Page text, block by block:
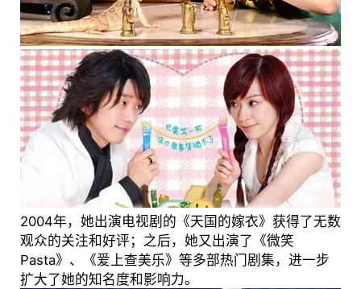
2004年，她出演电视剧的《天国的嫁衣》获得了无数
观众的关注和好评；之后，她又出演了《微笑
Pasta》、《爱上查美乐》等多部热门剧集，进一步
扩大了她的知名度和影响力。